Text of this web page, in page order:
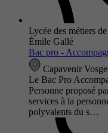
Lycée des métiers
Émile Gallé
Bac pro -
Capavenir
Le Bac Pro
Personne proposé
services à la
polyvalents du s…